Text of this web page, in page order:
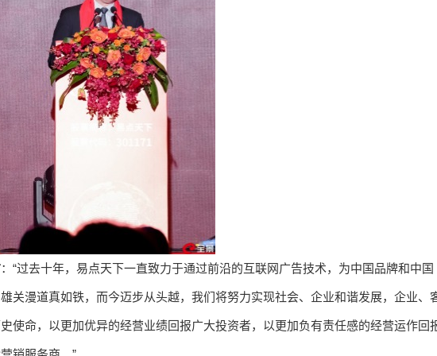
：“过去十年，易点天下一直致力于通过前沿的互联网广告技术，为中国品牌和中国
关漫道真如铁，而今迈步从头越，我们将努力实现社会、企业和谐发展，企业、
使命，以更加优异的经营业绩回报广大投资者，以更加负有责任感的经营运作回